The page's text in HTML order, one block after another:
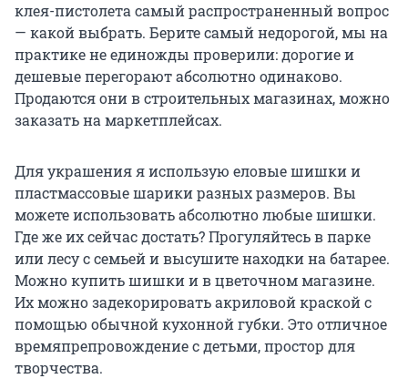
клея-пистолета самый распространенный вопрос
— какой выбрать. Берите самый недорогой, мы на
практике не единожды проверили: дорогие и
дешевые перегорают абсолютно одинаково.
Продаются они в строительных магазинах, можно
заказать на маркетплейсах.
Для украшения я использую еловые шишки и
пластмассовые шарики разных размеров. Вы
можете использовать абсолютно любые шишки.
Где же их сейчас достать? Прогуляйтесь в парке
или лесу с семьей и высушите находки на батарее.
Можно купить шишки и в цветочном магазине.
Их можно задекорировать акриловой краской с
помощью обычной кухонной губки. Это отличное
времяпрепровождение с детьми, простор для
творчества.